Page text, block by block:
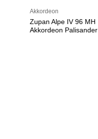
Akkordeon
Zupan Alpe IV 96 MH
Akkordeon Palisander